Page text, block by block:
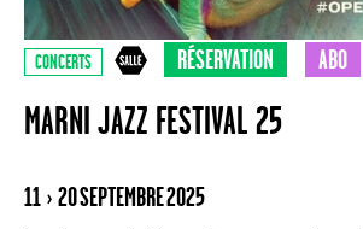
CONCERTS RÉSERVATION ABO
MARNI JAZZ FESTIVAL 25
11 › 20 SEPTEMBRE 2025